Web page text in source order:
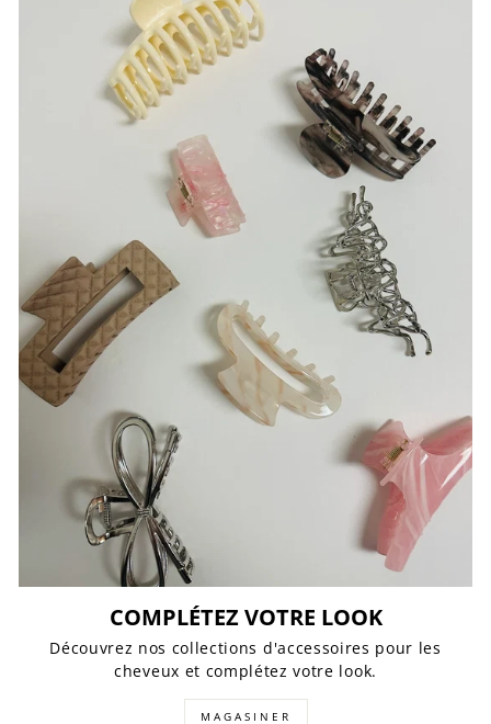
COMPLÉTEZ VOTRE LOOK
Découvrez nos collections d'accessoires pour les
cheveux et complétez votre look.
MAGASINER